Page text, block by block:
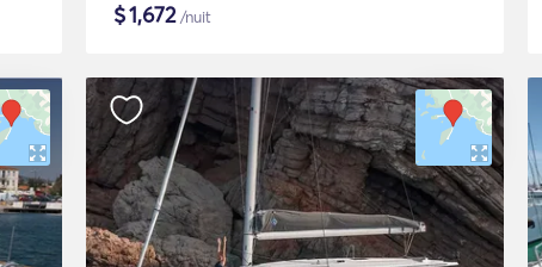
$1,672/nuit